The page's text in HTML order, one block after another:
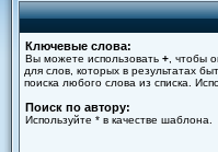
Ключевые слова:
Вы можете использовать + , чтобы
для слов, которых в результатах
поиска любого слова из списка.
Поиск по автору:
Используйте * в качестве шаблона.